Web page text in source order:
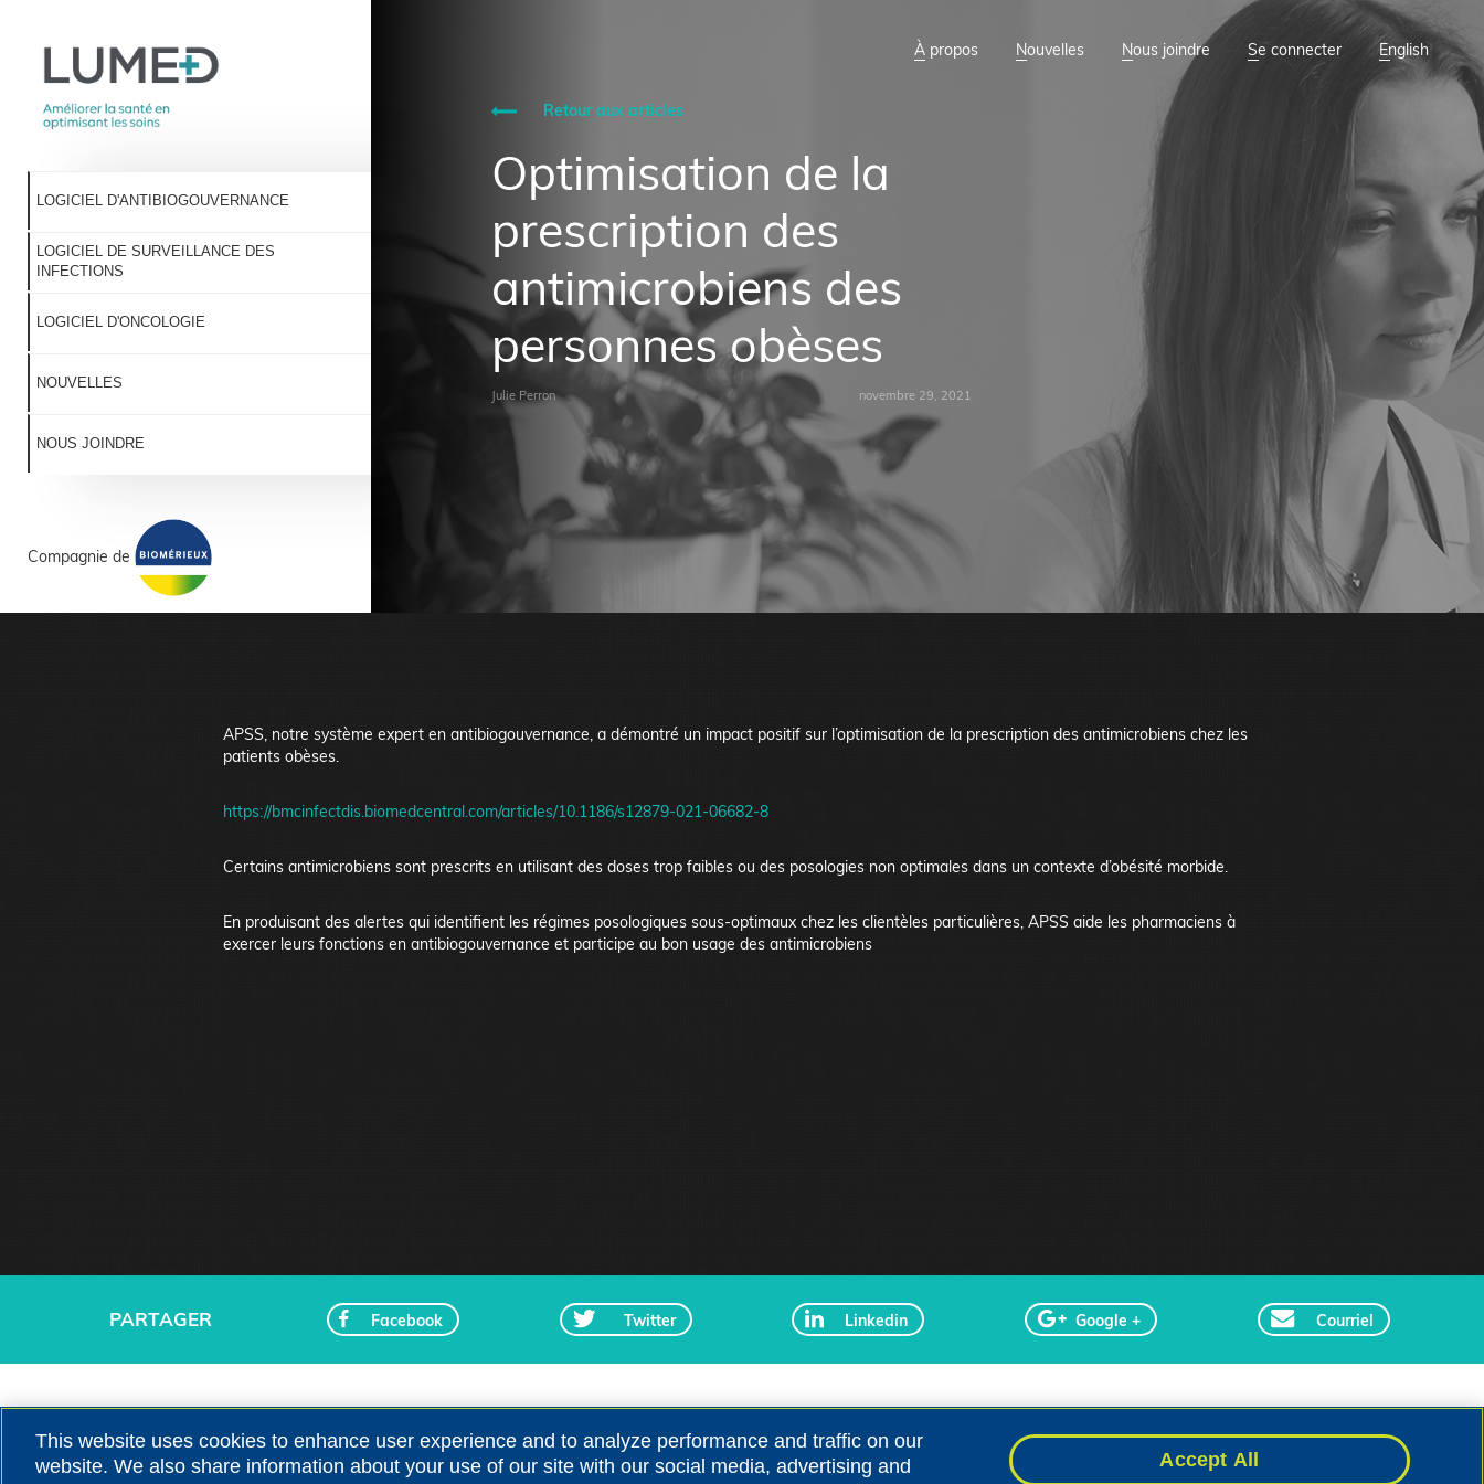
LOGICIEL D'ANTIBIOGOUVERNANCE
LOGICIEL DE SURVEILLANCE DES
INFECTIONS
LOGICIEL D'ONCOLOGIE
NOUVELLES
NOUS JOINDRE
Compagnie de
À propos Nouvelles Nous joindre Se connecter English
Retour aux articles
Optimisation de la
prescription des
antimicrobiens des
personnes obèses
Julie Perron novembre 29, 2021
APSS, notre système expert en antibiogouvernance, a démontré un impact positif sur l’optimisation de la prescription des antimicrobiens chez les
patients obèses.
https://bmcinfectdis.biomedcentral.com/articles/10.1186/s12879-021-06682-8
Certains antimicrobiens sont prescrits en utilisant des doses trop faibles ou des posologies non optimales dans un contexte d’obésité morbide.
En produisant des alertes qui identifient les régimes posologiques sous-optimaux chez les clientèles particulières, APSS aide les pharmaciens à
exercer leurs fonctions en antibiogouvernance et participe au bon usage des antimicrobiens
PARTAGER Facebook Twitter Linkedin Google + Courriel
Recevez nos articles par courriel
Compagnie de
This website uses cookies to enhance user experience and to analyze performance and traffic on our
website. We also share information about your use of our site with our social media, advertising and
Accept All